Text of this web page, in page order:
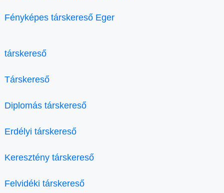
Fényképes társkereső Eger
társkereső
Társkereső
Diplomás társkereső
Erdélyi társkereső
Keresztény társkereső
Felvidéki társkereső